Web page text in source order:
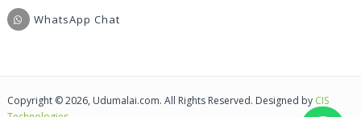
WhatsApp Chat
Copyright © 2026, Udumalai.com. All Rights Reserved. Designed by CIS